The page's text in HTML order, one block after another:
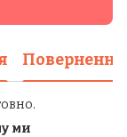
Повернення
ми